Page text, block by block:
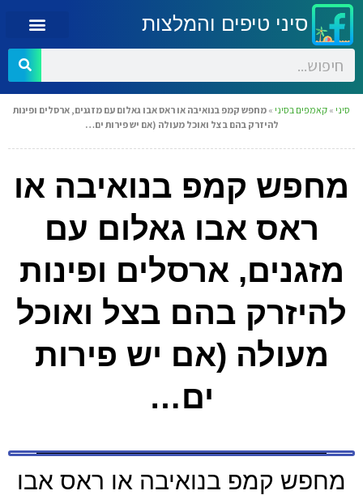
סיני טיפים והמלצות
סיני » קאמפים בסיני » מחפש קמפ בנואיבה או ראס אבו גאלום עם מזגנים, ארסלים ופינות
להיזרק בהם בצל ואוכל מעולה (אם יש פירות ים…
מחפש קמפ בנואיבה או
ראס אבו גאלום עם
מזגנים, ארסלים ופינות
להיזרק בהם בצל ואוכל
מעולה (אם יש פירות
ים…
מחפש קמפ בנואיבה או ראס אבו